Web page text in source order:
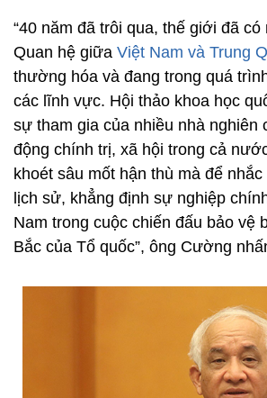
“40 năm đã trôi qua, thế giới đã có
Quan hệ giữa Việt Nam và Trung
thường hóa và đang trong quá
các lĩnh vực. Hội thảo khoa học
sự tham gia của nhiều nhà nghiên
động chính trị, xã hội trong cả
khoét sâu mốt hận thù mà để
lịch sử, khẳng định sự nghiệp
Nam trong cuộc chiến đấu bảo vệ
Bắc của Tổ quốc”, ông Cường